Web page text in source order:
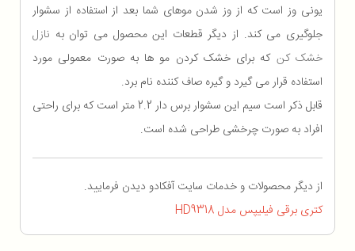
یونی وز است که از وز شدن موهای شما بعد از استفاده از سشوار
جلوگیری می کند. از دیگر قطعات این محصول می توان به نازل
خشک کن که برای خشک کردن مو ها به صورت معمولی مورد
استفاده قرار می گیرد و گیره صاف کننده نام برد.
قابل ذکر است سیم این سشوار برس دار 2.2 متر است که برای راحتی
افراد به صورت چرخشی طراحی شده است.
از دیگر محصولات و خدمات سایت آفکادو دیدن فرمایید.
کتری برقی فیلیپس مدل HD9318